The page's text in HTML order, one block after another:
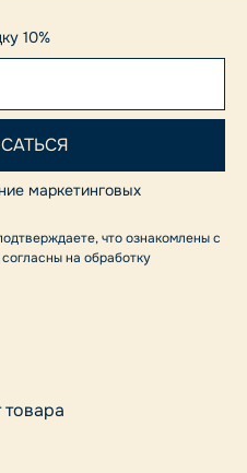
товара
10%
маркетинговых
что ознакомлены с
на обработку